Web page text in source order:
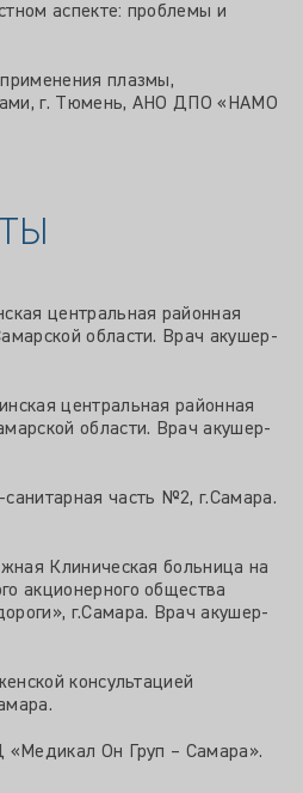
аспекте: проблемы и
плазмы,
г. Тюмень, АНО ДПО «НАМО
центральная районная
области. Врач акушер-
центральная районная
области. Врач акушер-
часть №2, г.Самара.
Клиническая больница на
акционерного общества
г.Самара. Врач акушер-
консультацией
Он Груп – Самара».